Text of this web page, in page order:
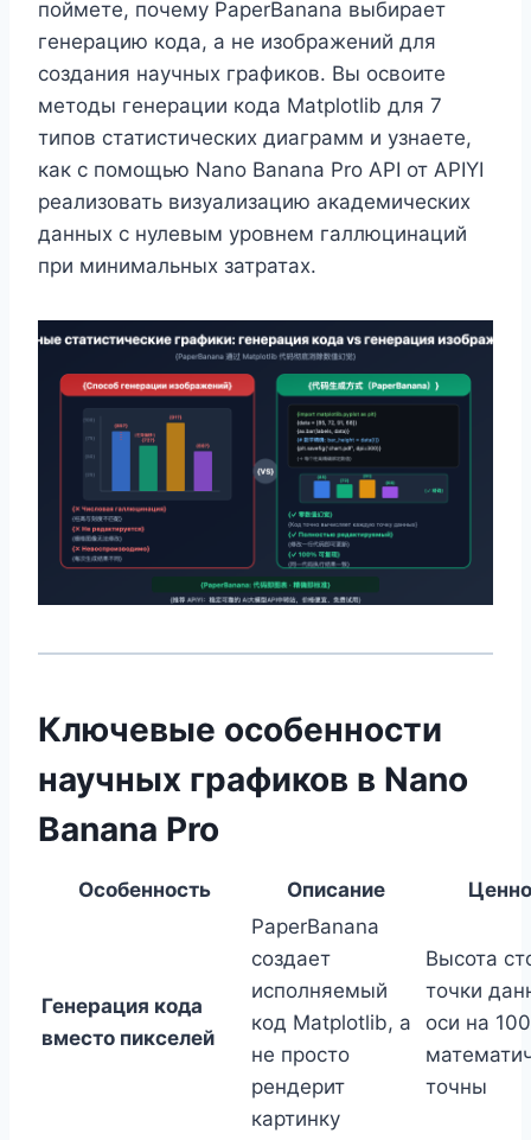
поймете, почему PaperBanana выбирает
генерацию кода, а не изображений для
создания научных графиков. Вы освоите
методы генерации кода Matplotlib для 7
типов статистических диаграмм и узнаете,
как с помощью Nano Banana Pro API от APIYI
реализовать визуализацию академических
данных с нулевым уровнем галлюцинаций
при минимальных затратах.
Ключевые особенности
научных графиков в Nano
Banana Pro
Особенность Описание
Генерация кода
вместо пикселей
PaperBanana
создает
исполняемый
код Matplotlib, а
не просто
рендерит
картинку
Высота
точки
оси на
точны